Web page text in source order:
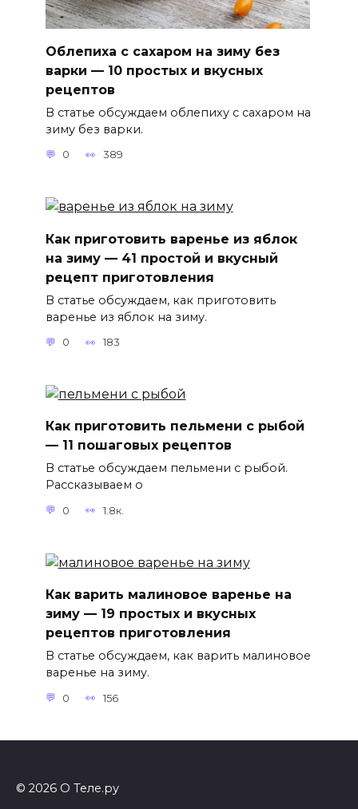
Облепиха с сахаром на зиму без
варки — 10 простых и вкусных
рецептов
В статье обсуждаем облепиху с сахаром на
зиму без варки.
0 389
Как приготовить варенье из яблок
на зиму — 41 простой и вкусный
рецепт приготовления
В статье обсуждаем, как приготовить
варенье из яблок на зиму.
0 183
Как приготовить пельмени с рыбой
— 11 пошаговых рецептов
В статье обсуждаем пельмени с рыбой.
Рассказываем о
0 1.8к.
Как варить малиновое варенье на
зиму — 19 простых и вкусных
рецептов приготовления
В статье обсуждаем, как варить малиновое
варенье на зиму.
0 156
© 2026 О Теле.ру